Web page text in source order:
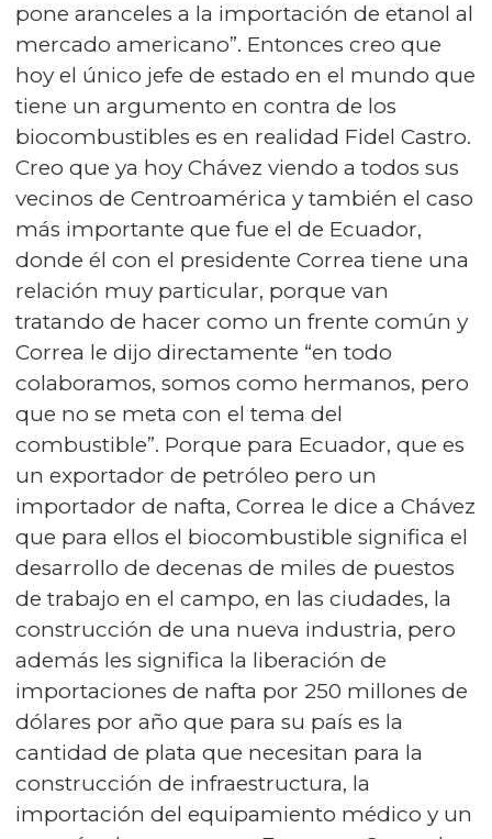
pone aranceles a la importación de etanol al
mercado americano”. Entonces creo que
hoy el único jefe de estado en el mundo que
tiene un argumento en contra de los
biocombustibles es en realidad Fidel Castro.
Creo que ya hoy Chávez viendo a todos sus
vecinos de Centroamérica y también el caso
más importante que fue el de Ecuador,
donde él con el presidente Correa tiene una
relación muy particular, porque van
tratando de hacer como un frente común y
Correa le dijo directamente “en todo
colaboramos, somos como hermanos, pero
que no se meta con el tema del
combustible”. Porque para Ecuador, que es
un exportador de petróleo pero un
importador de nafta, Correa le dice a Chávez
que para ellos el biocombustible significa el
desarrollo de decenas de miles de puestos
de trabajo en el campo, en las ciudades, la
construcción de una nueva industria, pero
además les significa la liberación de
importaciones de nafta por 250 millones de
dólares por año que para su país es la
cantidad de plata que necesitan para la
construcción de infraestructura, la
importación del equipamiento médico y un